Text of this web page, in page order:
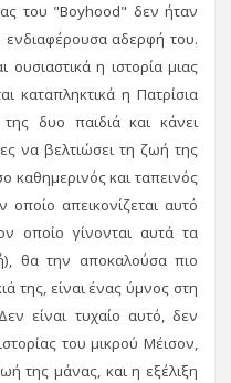
του "Boyhood" δεν ήταν
ενδιαφέρουσα αδερφή του.
η ιστορία μιας
καταπληκτικά η Πατρίσια
δυο παιδιά και κάνει
να βελτιώσει τη ζωή της
καθημερινός και ταπεινός
απεικονίζεται αυτό
οποίο γίνονται αυτά τα
θα την αποκαλούσα πιο
της, είναι ένας ύμνος στη
είναι τυχαίο αυτό, δεν
του μικρού Μέισον,
της μάνας, και η εξέλιξη